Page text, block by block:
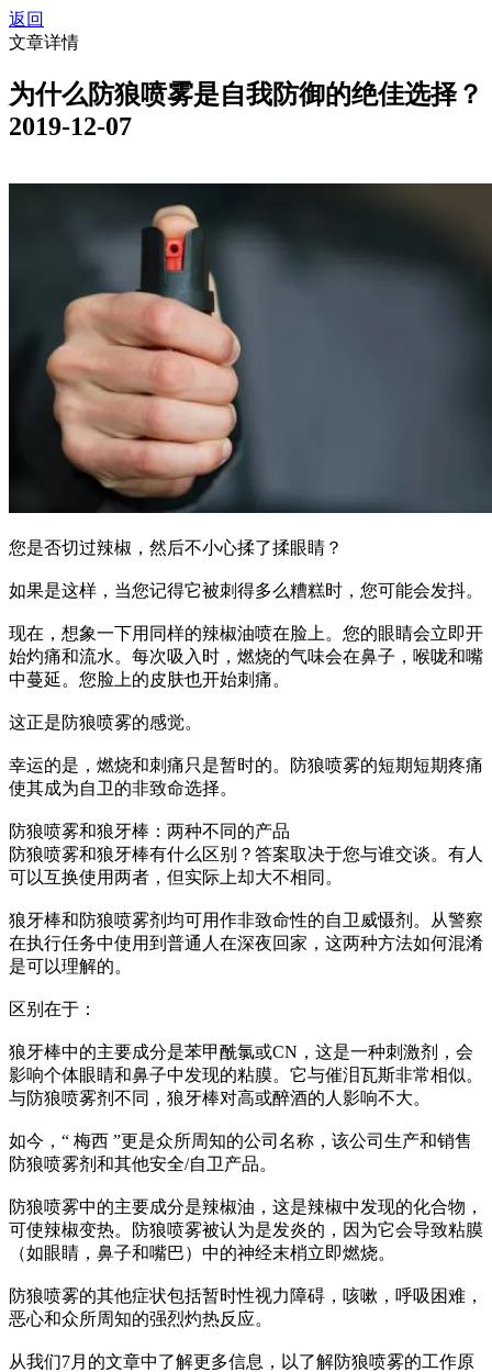
返回
文章详情
为什么防狼喷雾是自我防御的绝佳选择？
2019-12-07
您是否切过辣椒，然后不小心揉了揉眼睛？
如果是这样，当您记得它被刺得多么糟糕时，您可能会发抖。
现在，想象一下用同样的辣椒油喷在脸上。您的眼睛会立即开
始灼痛和流水。每次吸入时，燃烧的气味会在鼻子，喉咙和嘴
中蔓延。您脸上的皮肤也开始刺痛。
这正是防狼喷雾的感觉。
幸运的是，燃烧和刺痛只是暂时的。防狼喷雾的短期短期疼痛
使其成为自卫的非致命选择。
防狼喷雾和狼牙棒：两种不同的产品
防狼喷雾和狼牙棒有什么区别？答案取决于您与谁交谈。有人
可以互换使用两者，但实际上却大不相同。
狼牙棒和防狼喷雾剂均可用作非致命性的自卫威慑剂。从警察
在执行任务中使用到普通人在深夜回家，这两种方法如何混淆
是可以理解的。
区别在于：
狼牙棒中的主要成分是苯甲酰氯或CN，这是一种刺激剂，会
影响个体眼睛和鼻子中发现的粘膜。它与催泪瓦斯非常相似。
与防狼喷雾剂不同，狼牙棒对高或醉酒的人影响不大。
如今，“ 梅西 ”更是众所周知的公司名称，该公司生产和销售
防狼喷雾剂和其他安全/自卫产品。
防狼喷雾中的主要成分是辣椒油，这是辣椒中发现的化合物，
可使辣椒变热。防狼喷雾被认为是发炎的，因为它会导致粘膜
（如眼睛，鼻子和嘴巴）中的神经末梢立即燃烧。
防狼喷雾的其他症状包括暂时性视力障碍，咳嗽，呼吸困难，
恶心和众所周知的强烈灼热反应。
从我们7月的文章中了解更多信息，以了解防狼喷雾的工作原